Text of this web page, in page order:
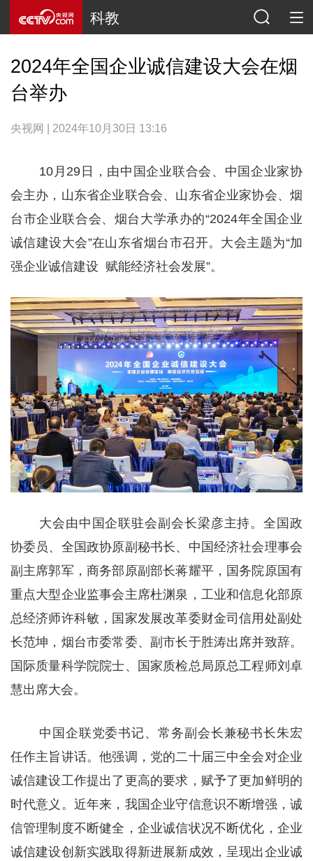
科教
2024年全国企业诚信建设大会在烟
台举办
央视网 | 2024年10月30日 13:16
10月29日，由中国企业联合会、中国企业家协
会主办，山东省企业联合会、山东省企业家协会、烟
台市企业联合会、烟台大学承办的“2024年全国企业
诚信建设大会”在山东省烟台市召开。大会主题为“加
强企业诚信建设 赋能经济社会发展”。
大会由中国企联驻会副会长梁彦主持。全国政
协委员、全国政协原副秘书长、中国经济社会理事会
副主席郭军，商务部原副部长蒋耀平，国务院原国有
重点大型企业监事会主席杜渊泉，工业和信息化部原
总经济师许科敏，国家发展改革委财金司信用处副处
长范坤，烟台市委常委、副市长于胜涛出席并致辞。
国际质量科学院院士、国家质检总局原总工程师刘卓
慧出席大会。
中国企联党委书记、常务副会长兼秘书长朱宏
任作主旨讲话。他强调，党的二十届三中全会对企业
诚信建设工作提出了更高的要求，赋予了更加鲜明的
时代意义。近年来，我国企业守信意识不断增强，诚
信管理制度不断健全，企业诚信状况不断优化，企业
诚信建设创新实践取得新进展新成效，呈现出企业诚